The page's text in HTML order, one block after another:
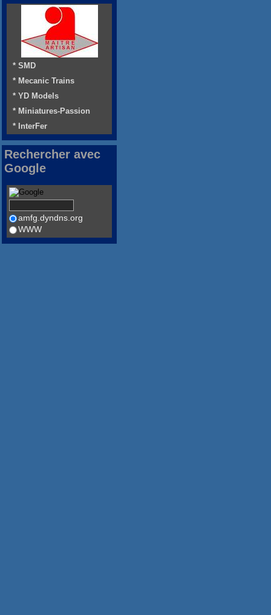
* SMD
* Mecanic Trains
* YD Models
* Miniatures-Passion
* InterFer
Rechercher avec
Google
amfg.dyndns.org
WWW